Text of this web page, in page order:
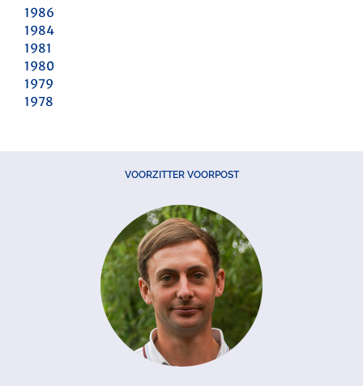
1986
1984
1981
1980
1979
1978
VOORZITTER VOORPOST